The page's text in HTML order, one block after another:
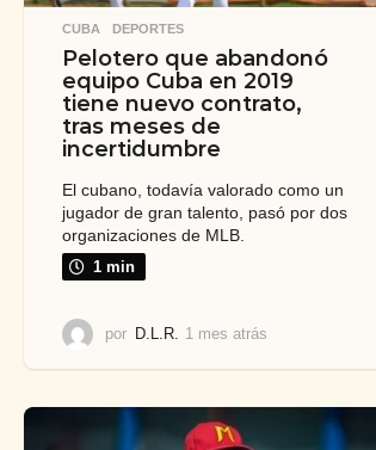
CUBA ,DEPORTES
Pelotero que abandonó
equipo Cuba en 2019
tiene nuevo contrato,
tras meses de
incertidumbre
El cubano, todavía valorado como un
jugador de gran talento, pasó por dos
organizaciones de MLB.
1 min
por D.L.R. 1 mes atrás